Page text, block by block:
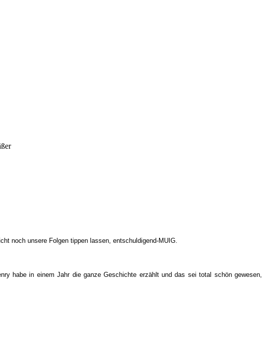
noch unsere Folgen tippen lassen, entschuldigend-MUIG.
habe in einem Jahr die ganze Geschichte erzählt und das sei total schön gewesen,